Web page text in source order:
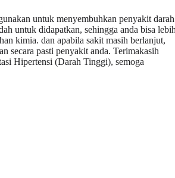
untuk menyembuhkan penyakit darah
untuk didapatkan, sehingga anda bisa lebih
kimia. dan apabila sakit masih berlanjut,
secara pasti penyakit anda. Terimakasih
Hipertensi (Darah Tinggi), semoga